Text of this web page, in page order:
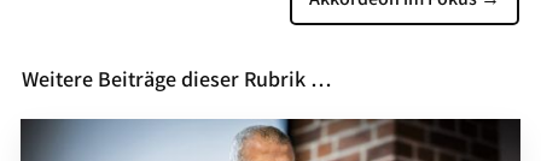
Weitere Beiträge dieser Rubrik …